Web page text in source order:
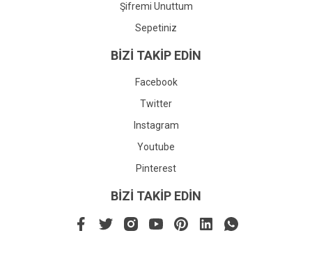
Şifremi Unuttum
Sepetiniz
BİZİ TAKİP EDİN
Facebook
Twitter
Instagram
Youtube
Pinterest
BİZİ TAKİP EDİN